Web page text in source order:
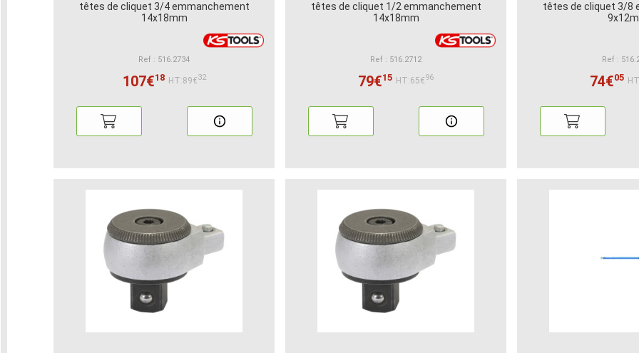
têtes de cliquet 3/4 emmanchement
14x18mm
Ref : 516.2734
107€18 HT:89€32
têtes de cliquet 1/2 emmanchement
14x18mm
Ref : 516.2712
79€15 HT:65€96
têtes de cliquet 3/8
Ref :
74€05